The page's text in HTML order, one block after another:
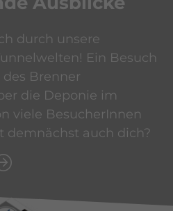
durch unsere
Ein Besuch
Brenner
die Deponie im
viele BesucherInnen
demnächst auch dich?